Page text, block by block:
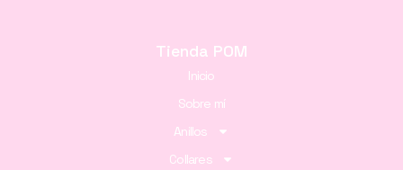
Tienda POM
Inicio
Sobre mí
Anillos
Collares